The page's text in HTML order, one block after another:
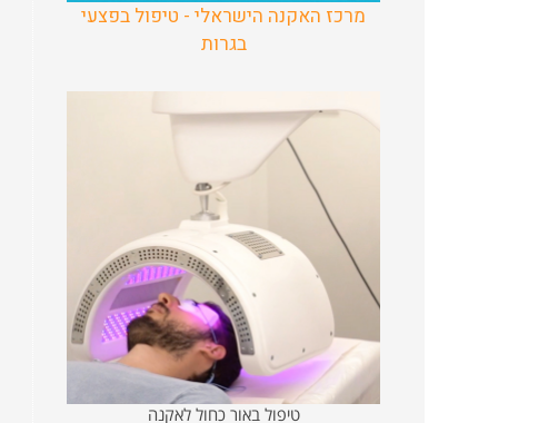
מרכז האקנה הישראלי - טיפול בפצעי
בגרות
טיפול באור כחול לאקנה